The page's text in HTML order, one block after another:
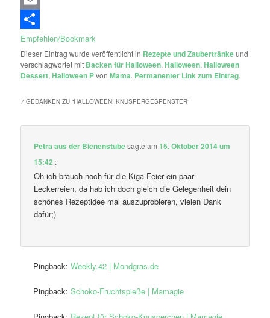
Email
Empfehlen/Bookmark
Dieser Eintrag wurde veröffentlicht in Rezepte und Zaubertränkeund
verschlagwortet mit Backen für Halloween,Halloween,Halloween
Dessert,Halloween PvonMama. Permanenter Link zum Eintrag.
7 GEDANKEN ZU “HALLOWEEN: KNUSPERGESPENSTER”
Petra aus der Bienenstubesagte am15. Oktober 2014 um
15:42 :
Oh ich brauch noch für die Kiga Feier ein paar
Leckerreien, da hab ich doch gleich die Gelegenheit dein
schönes Rezeptidee mal auszuprobieren, vielen Dank
dafür;)
Pingback:Weekly.42 | Mondgras.de
Pingback:Schoko-Fruchtspieße | Mamagie